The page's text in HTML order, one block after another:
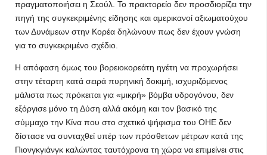
πραγματοποιήσει η Σεούλ. Το πρακτορείο δεν προσδιορίζει την
πηγή της συγκεκριμένης είδησης και αμερικανοί αξιωματούχου
των Δυνάμεων στην Κορέα δηλώνουν πως δεν έχουν γνώση
για το συγκεκριμένο σχέδιο.
Η απόφαση όμως του βορειοκορεάτη ηγέτη να προχωρήσει
στην τέταρτη κατά σειρά πυρηνική δοκιμή, ισχυριζόμενος
μάλιστα πως πρόκειται για «μικρή» βόμβα υδρογόνου, δεν
εξόργισε μόνο τη Δύση αλλά ακόμη και τον βασικό της
σύμμαχο την Κίνα που στο σχετικό ψήφισμα του ΟΗΕ δεν
δίστασε να συνταχθεί υπέρ των πρόσθετων μέτρων κατά της
Πιονγκγιάνγκ καλώντας ταυτόχρονα τη χώρα να επιμείνει στις